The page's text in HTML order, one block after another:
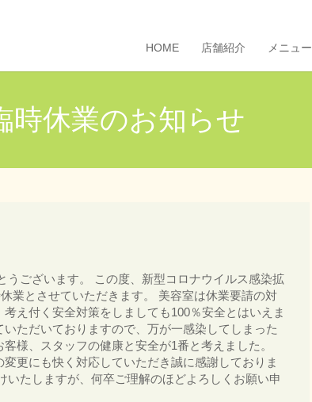
HOME 店舗紹介 メニュー
時休業のお知らせ
うございます。 この度、新型コロナウイルス感染拡
業とさせていただきます。 美容室は休業要請の対
え付く安全対策をしましても100％安全とはいえま
ただいておりますので、万が一感染してしまった
様、スタッフの健康と安全が1番と考えました。
更にも快く対応していただき誠に感謝しておりま
たしますが、何卒ご理解のほどよろしくお願い申